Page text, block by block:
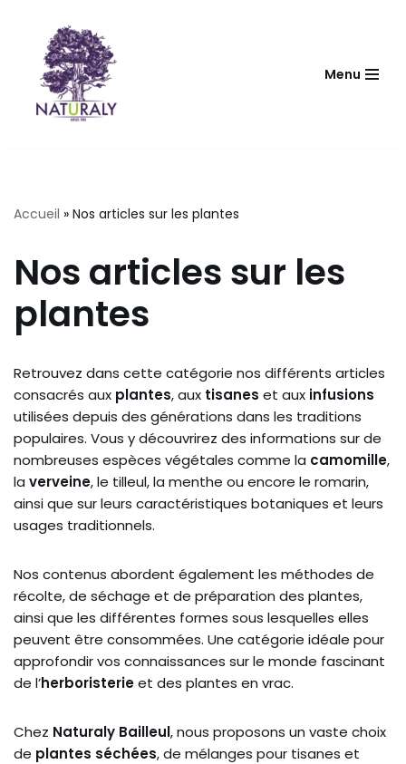
contenu
Menu
Accueil » Nos articles sur les plantes
Nos articles sur les
plantes
Retrouvez dans cette catégorie nos différents articles
consacrés aux plantes, aux tisanes et aux infusions
utilisées depuis des générations dans les traditions
populaires. Vous y découvrirez des informations sur de
nombreuses espèces végétales comme la camomille,
la verveine, le tilleul, la menthe ou encore le romarin,
ainsi que sur leurs caractéristiques botaniques et leurs
usages traditionnels.
Nos contenus abordent également les méthodes de
récolte, de séchage et de préparation des plantes,
ainsi que les différentes formes sous lesquelles elles
peuvent être consommées. Une catégorie idéale pour
approfondir vos connaissances sur le monde fascinant
de l’herboristerieet des plantes en vrac.
Chez Naturaly Bailleul, nous proposons un vaste choix
de plantes séchées, de mélanges pour tisanes et